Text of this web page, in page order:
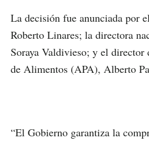
La decisión fue anunciada por
Roberto Linares; la directora
Soraya Valdivieso; y el director
de Alimentos (APA), Alberto
“El Gobierno garantiza la